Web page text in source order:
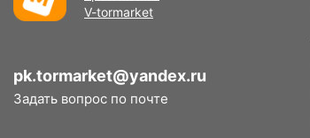
V-tormarket
pk.tormarket@yandex.ru
Задать вопрос по почте